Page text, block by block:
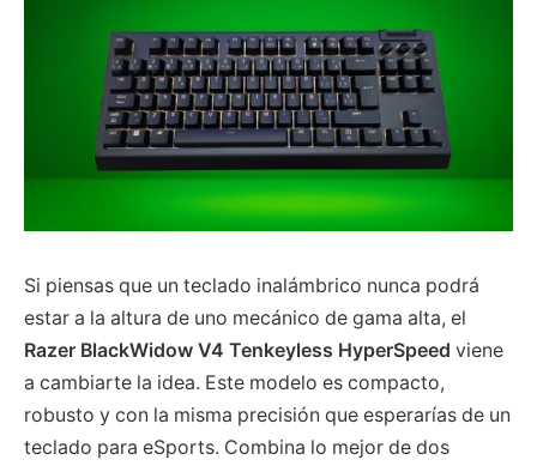
Si piensas que un teclado inalámbrico nunca podrá
estar a la altura de uno mecánico de gama alta, el
Razer BlackWidow V4 Tenkeyless HyperSpeed viene
a cambiarte la idea. Este modelo es compacto,
robusto y con la misma precisión que esperarías de un
teclado para eSports. Combina lo mejor de dos